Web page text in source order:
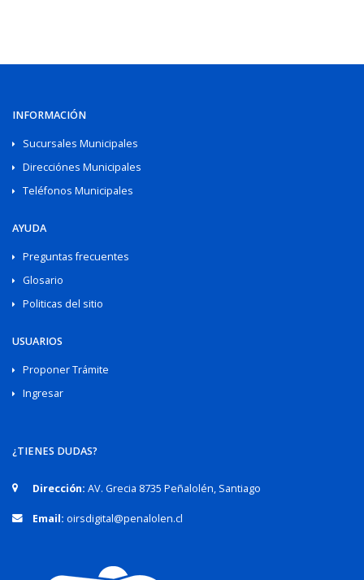
INFORMACIÓN
Sucursales Municipales
Direcciónes Municipales
Teléfonos Municipales
AYUDA
Preguntas frecuentes
Glosario
Politicas del sitio
USUARIOS
Proponer Trámite
Ingresar
¿TIENES DUDAS?
Dirección: AV. Grecia 8735 Peñalolén, Santiago
Email: oirsdigital@penalolen.cl